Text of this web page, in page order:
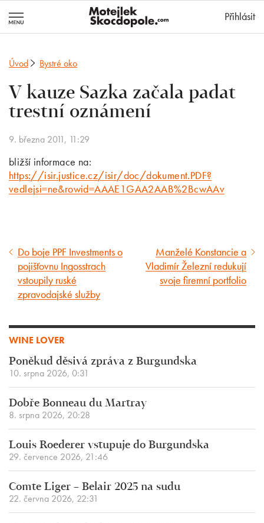
Přihlásit
Úvod Bystré oko
V kauze Sazka začala padat
trestní oznámení
9. března 2011, 11:29
bližší informace na:
https://isir.justice.cz/isir/doc/dokument.PDF?
vedlejsi=ne&rowid=AAAE1GAA2AAB%2BcwAAv
Předcházející
článek
Do boje PPF Investments o
pojišťovnu Ingosstrach
vstoupily ruské
zpravodajské služby
Následující
článek
Manželé Konstancie a
Vladimír Železní redukují
svoje firemní portfolio
WINE LOVER
Poněkud děsivá zpráva z Burgundska
10. srpna 2026, 0:31
Dobře Bonneau du Martray
8. srpna 2026, 20:28
Louis Roederer vstupuje do Burgundska
29. července 2026, 21:46
Comte Liger – Belair 2025 na sudu
22. června 2026, 22:31